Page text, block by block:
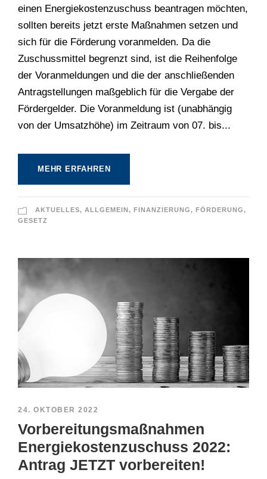
einen Energiekostenzuschuss beantragen möchten,
sollten bereits jetzt erste Maßnahmen setzen und
sich für die Förderung voranmelden. Da die
Zuschussmittel begrenzt sind, ist die Reihenfolge
der Voranmeldungen und die der anschließenden
Antragstellungen maßgeblich für die Vergabe der
Fördergelder. Die Voranmeldung ist (unabhängig
von der Umsatzhöhe) im Zeitraum von 07. bis...
MEHR ERFAHREN
AKTUELLES, ALLGEMEIN, FINANZIERUNG, FÖRDERUNG,
GESETZ
24. OKTOBER 2022
Vorbereitungsmaßnahmen
Energiekostenzuschuss 2022:
Antrag JETZT vorbereiten!